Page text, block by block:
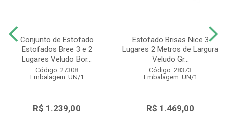
Conjunto de Estofado
Estofados Bree 3 e 2
Lugares Veludo Bor...
Código: 27308
Embalagem: UN/1
R$ 1.239,00
Estofado Brisas Nice 3
Lugares 2 Metros de Largura
Veludo Gr...
Código: 28373
Embalagem: UN/1
R$ 1.469,00